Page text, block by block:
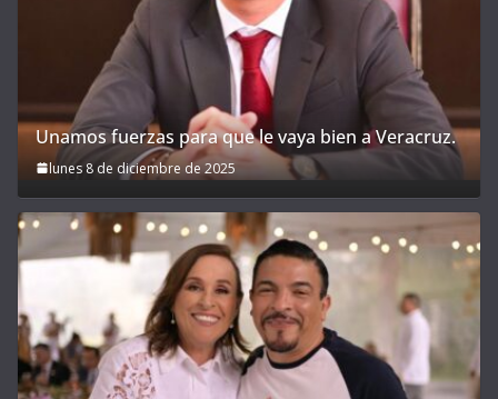
Unamos fuerzas para que le vaya bien a Veracruz.
lunes 8 de diciembre de 2025